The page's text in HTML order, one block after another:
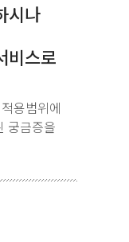
시나
비스로
용범위에
궁금증을